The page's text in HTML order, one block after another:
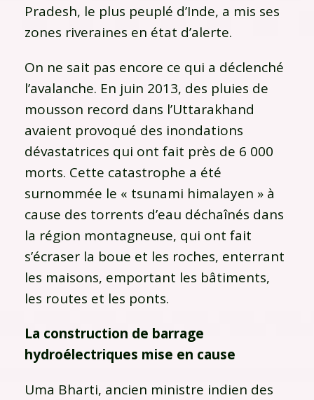
Pradesh, le plus peuplé d’Inde, a mis ses
zones riveraines en état d’alerte.
On ne sait pas encore ce qui a déclenché
l’avalanche. En juin 2013, des pluies de
mousson record dans l’Uttarakhand
avaient provoqué des inondations
dévastatrices qui ont fait près de 6 000
morts. Cette catastrophe a été
surnommée le « tsunami himalayen » à
cause des torrents d’eau déchaînés dans
la région montagneuse, qui ont fait
s’écraser la boue et les roches, enterrant
les maisons, emportant les bâtiments,
les routes et les ponts.
La construction de barrage
hydroélectriques mise en cause
Uma Bharti, ancien ministre indien des